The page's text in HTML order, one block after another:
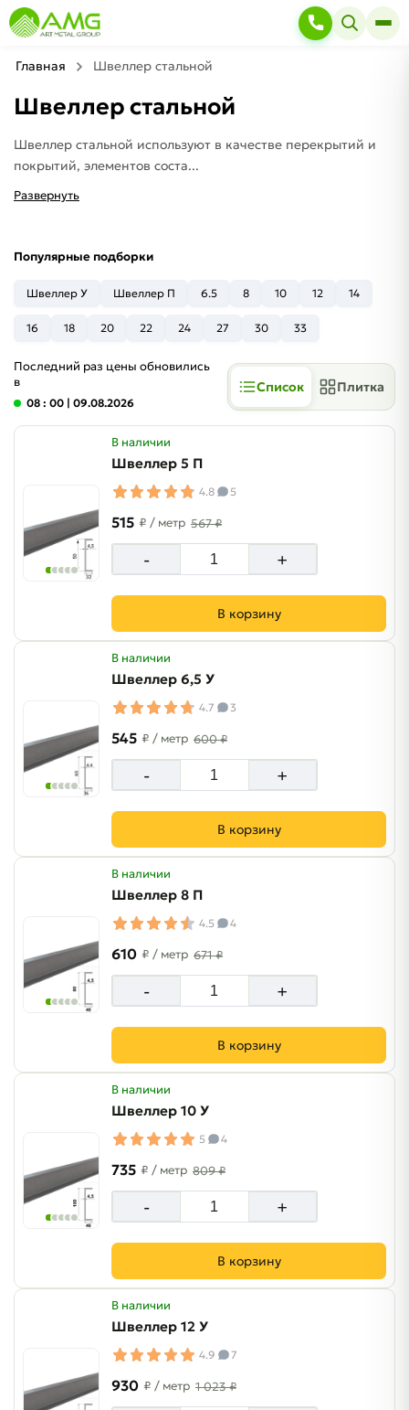
Главная Швеллер стальной
Швеллер стальной
Швеллер стальной используют в качестве перекрытий и
покрытий, элементов соста...
Развернуть
Популярные подборки
Швеллер У Швеллер П 6.5 8 10 12 14
16 18 20 22 24 27 30 33
Последний раз цены обновились
в
08 : 00 | 09.08.2026
Список Плитка
В наличии
Швеллер 5 П
4.8 5
515 ₽ / метр 567 ₽
- +
В корзину
В наличии
Швеллер 6,5 У
4.7 3
545 ₽ / метр 600 ₽
- +
В корзину
В наличии
Швеллер 8 П
4.5 4
610 ₽ / метр 671 ₽
- +
В корзину
В наличии
Швеллер 10 У
5 4
735 ₽ / метр 809 ₽
- +
В корзину
В наличии
Швеллер 12 У
4.9 7
930 ₽ / метр 1 023 ₽